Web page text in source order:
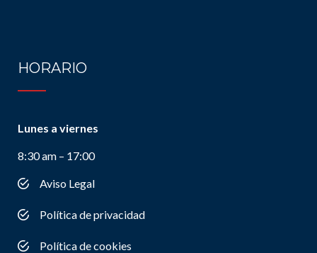
HORARIO
Lunes a viernes
8:30 am – 17:00
Aviso Legal
Política de privacidad
Política de cookies